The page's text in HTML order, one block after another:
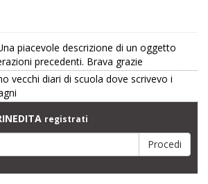
piacevole descrizione di un oggetto
precedenti. Brava grazie
vecchi diari di scuola dove scrivevo i
registrati